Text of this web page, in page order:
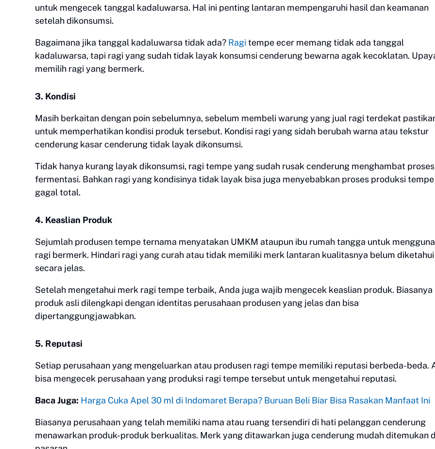
untuk mengecek tanggal kadaluwarsa. Hal ini penting lantaran mempengaruhi hasil dan keamanan
setelah dikonsumsi.
Bagaimana jika tanggal kadaluwarsa tidak ada? Ragi tempe ecer memang tidak ada tanggal
kadaluwarsa, tapi ragi yang sudah tidak layak konsumsi cenderung bewarna agak kecoklatan.
memilih ragi yang bermerk.
3. Kondisi
Masih berkaitan dengan poin sebelumnya, sebelum membeli warung yang jual ragi terdekat
untuk memperhatikan kondisi produk tersebut. Kondisi ragi yang sidah berubah warna atau tekstur
cenderung kasar cenderung tidak layak dikonsumsi.
Tidak hanya kurang layak dikonsumsi, ragi tempe yang sudah rusak cenderung menghambat proses
fermentasi. Bahkan ragi yang kondisinya tidak layak bisa juga menyebabkan proses produksi tempe
gagal total.
4. Keaslian Produk
Sejumlah produsen tempe ternama menyatakan UMKM ataupun ibu rumah tangga untuk
ragi bermerk. Hindari ragi yang curah atau tidak memiliki merk lantaran kualitasnya belum diketahui
secara jelas.
Setelah mengetahui merk ragi tempe terbaik, Anda juga wajib mengecek keaslian produk. Biasanya
produk asli dilengkapi dengan identitas perusahaan produsen yang jelas dan bisa
dipertanggungjawabkan.
5. Reputasi
Setiap perusahaan yang mengeluarkan atau produsen ragi tempe memiliki reputasi berbeda-beda.
bisa mengecek perusahaan yang produksi ragi tempe tersebut untuk mengetahui reputasi.
Baca Juga: Harga Cuka Apel 30 ml di Indomaret Berapa? Buruan Beli Biar Bisa Rasakan Manfaat Ini
Biasanya perusahaan yang telah memiliki nama atau ruang tersendiri di hati pelanggan cenderung
menawarkan produk-produk berkualitas. Merk yang ditawarkan juga cenderung mudah ditemukan